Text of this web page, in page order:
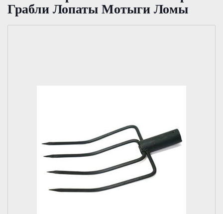
Грабли Лопаты Мотыги Ломы